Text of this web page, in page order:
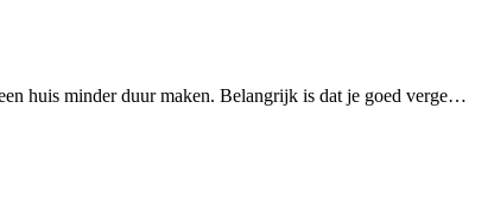
huis minder duur maken. Belangrijk is dat je goed verge…